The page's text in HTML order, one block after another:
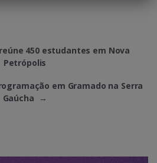
450 estudantes em Nova
Petrópolis
em Gramado na Serra
Gaúcha
→